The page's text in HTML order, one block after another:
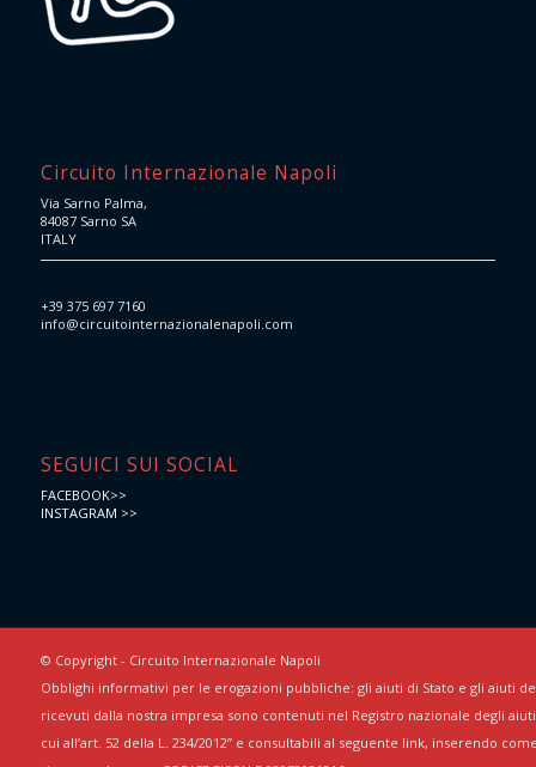
Circuito Internazionale Napoli
Via Sarno Palma,
84087 Sarno SA
ITALY
+39 375 697 7160
info@circuitointernazionalenapoli.com
SEGUICI SUI SOCIAL
FACEBOOK>>
INSTAGRAM >>
© Copyright - Circuito Internazionale Napoli
Obblighi informativi per le erogazioni pubbliche: gli aiuti di Stato e gli aiuti
ricevuti dalla nostra impresa sono contenuti nel Registro nazionale degli
cui all’art. 52 della L. 234/2012” e consultabili al seguente link, inserendo